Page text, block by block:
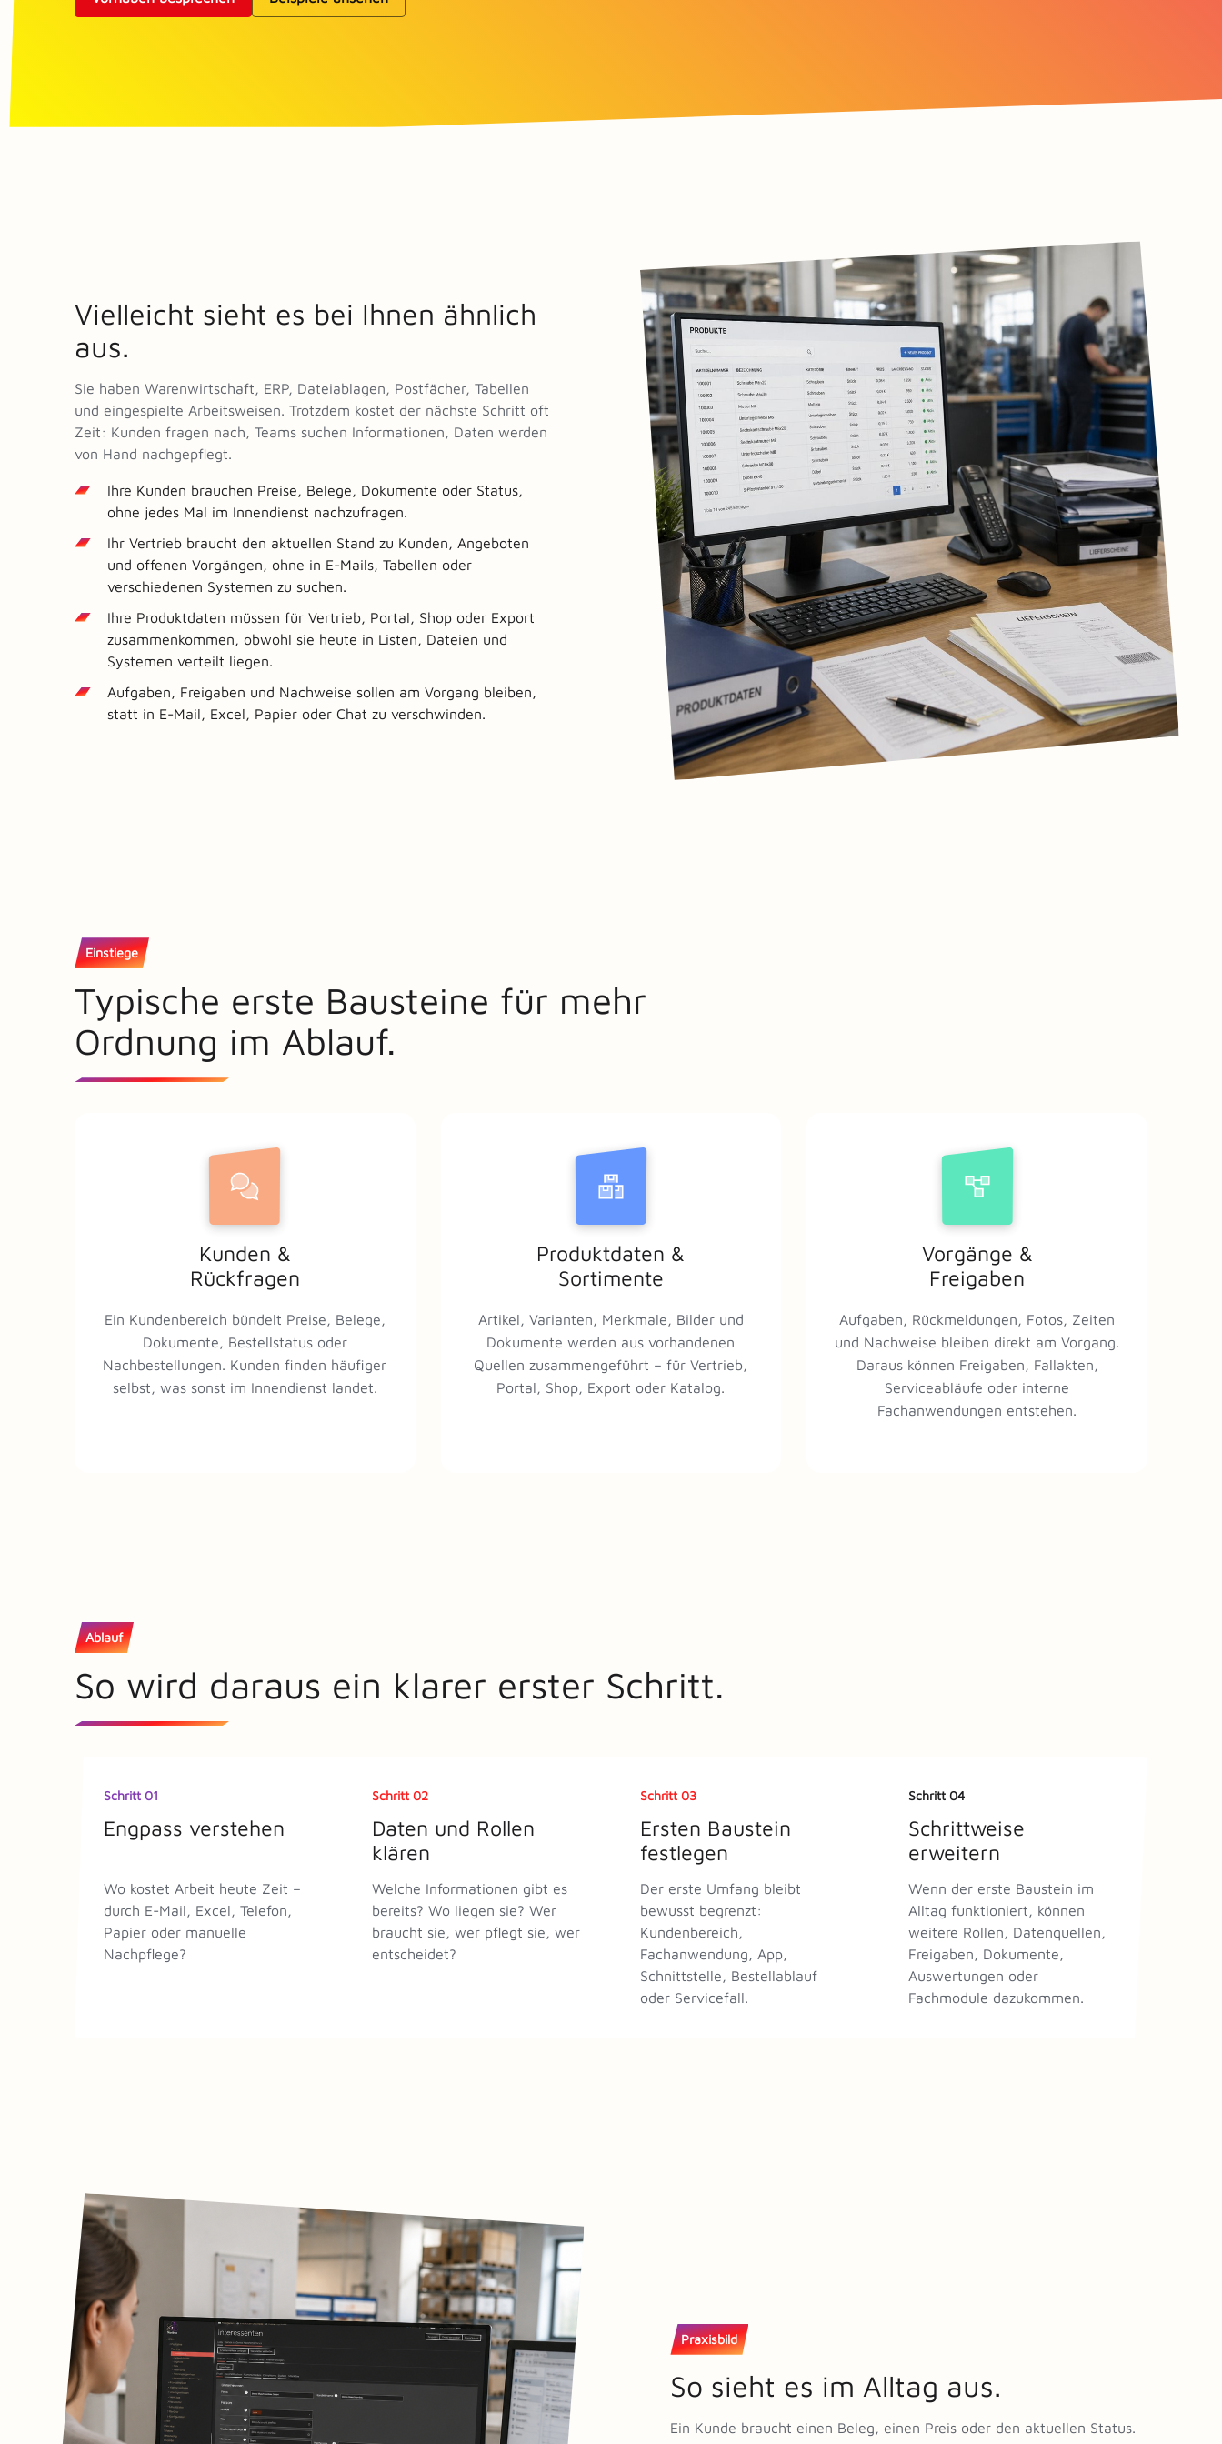
Vielleicht sieht es bei Ihnen ähnlich
aus.
Sie haben Warenwirtschaft, ERP, Dateiablagen, Postfächer, Tabellen
und eingespielte Arbeitsweisen. Trotzdem kostet der nächste Schritt oft
Zeit: Kunden fragen nach, Teams suchen Informationen, Daten werden
von Hand nachgepflegt.
Ihre Kunden brauchen Preise, Belege, Dokumente oder Status,
ohne jedes Mal im Innendienst nachzufragen.
Ihr Vertrieb braucht den aktuellen Stand zu Kunden, Angeboten
und offenen Vorgängen, ohne in E-Mails, Tabellen oder
verschiedenen Systemen zu suchen.
Ihre Produktdaten müssen für Vertrieb, Portal, Shop oder Export
zusammenkommen, obwohl sie heute in Listen, Dateien und
Systemen verteilt liegen.
Aufgaben, Freigaben und Nachweise sollen am Vorgang bleiben,
statt in E-Mail, Excel, Papier oder Chat zu verschwinden.
Einstiege
Typische erste Bausteine für mehr
Ordnung im Ablauf.
Kunden &
Rückfragen
Ein Kundenbereich bündelt Preise, Belege,
Dokumente, Bestellstatus oder
Nachbestellungen. Kunden finden häufiger
selbst, was sonst im Innendienst landet.
Produktdaten &
Sortimente
Artikel, Varianten, Merkmale, Bilder und
Dokumente werden aus vorhandenen
Quellen zusammengeführt – für Vertrieb,
Portal, Shop, Export oder Katalog.
Vorgänge &
Freigaben
Aufgaben, Rückmeldungen, Fotos, Zeiten
und Nachweise bleiben direkt am Vorgang.
Daraus können Freigaben, Fallakten,
Serviceabläufe oder interne
Fachanwendungen entstehen.
Ablauf
So wird daraus ein klarer erster Schritt.
Schritt 01
Engpass verstehen
Wo kostet Arbeit heute Zeit –
durch E-Mail, Excel, Telefon,
Papier oder manuelle
Nachpflege?
Schritt 02
Daten und Rollen
klären
Welche Informationen gibt es
bereits? Wo liegen sie? Wer
braucht sie, wer pflegt sie, wer
entscheidet?
Schritt 03
Ersten Baustein
festlegen
Der erste Umfang bleibt
bewusst begrenzt:
Kundenbereich,
Fachanwendung, App,
Schnittstelle, Bestellablauf
oder Servicefall.
Schritt 04
Schrittweise
erweitern
Wenn der erste Baustein im
Alltag funktioniert, können
weitere Rollen, Datenquellen,
Freigaben, Dokumente,
Auswertungen oder
Fachmodule dazukommen.
Praxisbild
So sieht es im Alltag aus.
Ein Kunde braucht einen Beleg, einen Preis oder den aktuellen Status.